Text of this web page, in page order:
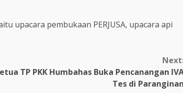
upacara pembukaan PERJUSA, upacara api
TP PKK Humbahas Buka Pencanangan
Tes di